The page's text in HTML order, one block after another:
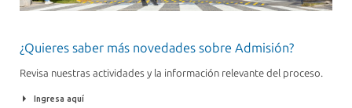
¿Quieres saber más novedades sobre Admisión?
Revisa nuestras actividades y la información relevante del proceso.
Ingresa aquí